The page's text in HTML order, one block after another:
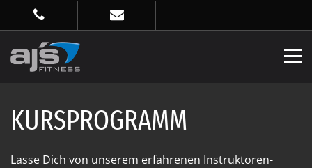
KURSPROGRAMM
Lasse Dich von unserem erfahrenen Instruktoren-